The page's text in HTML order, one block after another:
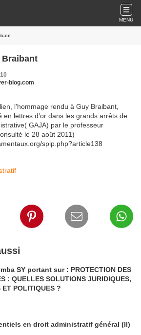
MENU
Braibant
blog.com
l'hommage rendu à Guy Braibant,
en lettres d'or dans les grands arrêts de
GAJA) par le professeur
le 28 août 2011)
spip.php?article138
SY portant sur : PROTECTION DES
: QUELLES SOLUTIONS JURIDIQUES,
POLITIQUES ?
en droit administratif général (II)